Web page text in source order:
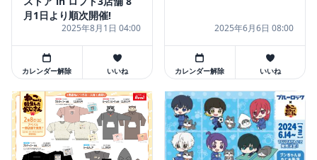
月1日より順次開催!
2025年8月1日 04:00
カレンダー解除 いいね
2025年6月6日 08:00
カレンダー解除 いいね